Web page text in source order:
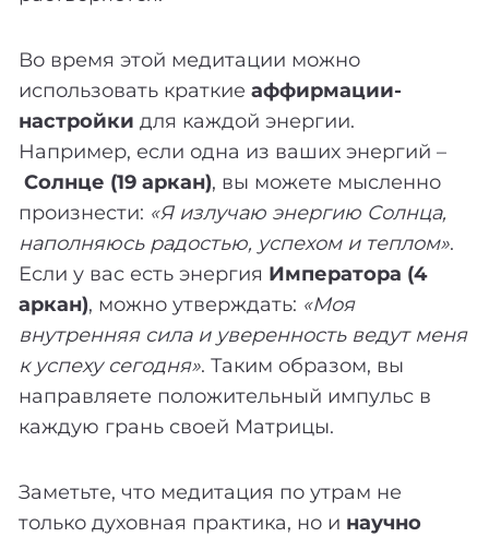
Во время этой медитации можно
использовать краткие аффирмации-
настройки для каждой энергии.
Например, если одна из ваших энергий –
Солнце (19 аркан), вы можете мысленно
произнести: «Я излучаю энергию Солнца,
наполняюсь радостью, успехом и теплом».
Если у вас есть энергия Императора (4
аркан), можно утверждать: «Моя
внутренняя сила и уверенность ведут меня
к успеху сегодня». Таким образом, вы
направляете положительный импульс в
каждую грань своей Матрицы.
Заметьте, что медитация по утрам не
только духовная практика, но и научно